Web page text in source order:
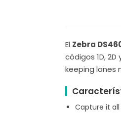
El Zebra
códigos 1D,
keeping lanes
Capture it